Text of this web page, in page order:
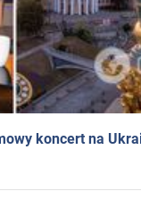
koncert na